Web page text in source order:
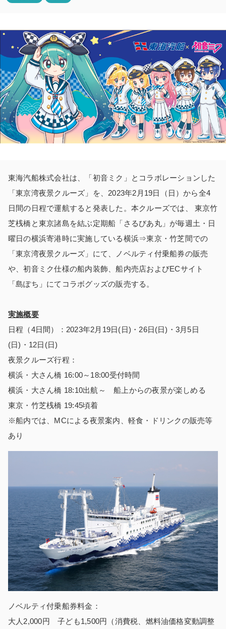
東海汽船株式会社は、「初音ミク」とコラボレーションした
「東京湾夜景クルーズ」を、2023年2月19日（日）から全4
日間の日程で運航すると発表した。本クルーズでは、 東京竹
芝桟橋と東京諸島を結ぶ定期船「さるびあ丸」が毎週土・日
曜日の横浜寄港時に実施している横浜⇒東京・竹芝間での
「東京湾夜景クルーズ」にて、ノベルティ付乗船券の販売
や、初音ミク仕様の船内装飾、船内売店およびECサイト
「島ぽち」にてコラボグッズの販売する。
実施概要
日程（4日間）：2023年2月19日(日)・26日(日)・3月5日
(日)・12日(日)
夜景クルーズ行程：
横浜・大さん橋 16:00～18:00受付時間
横浜・大さん橋 18:10出航～ 船上からの夜景が楽しめる
東京・竹芝桟橋 19:45頃着
※船内では、MCによる夜景案内、軽食・ドリンクの販売等
あり
ノベルティ付乗船券料金：
大人2,000円 子ども1,500円（消費税、燃料油価格変動調整